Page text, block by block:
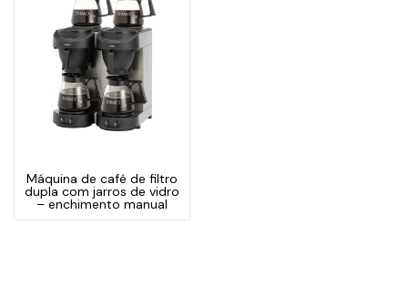
Máquina de café de filtro
dupla com jarros de vidro
– enchimento manual